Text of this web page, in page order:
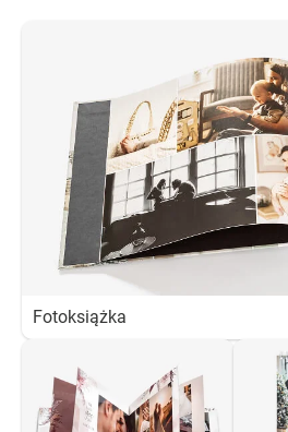
Fotoksiążka